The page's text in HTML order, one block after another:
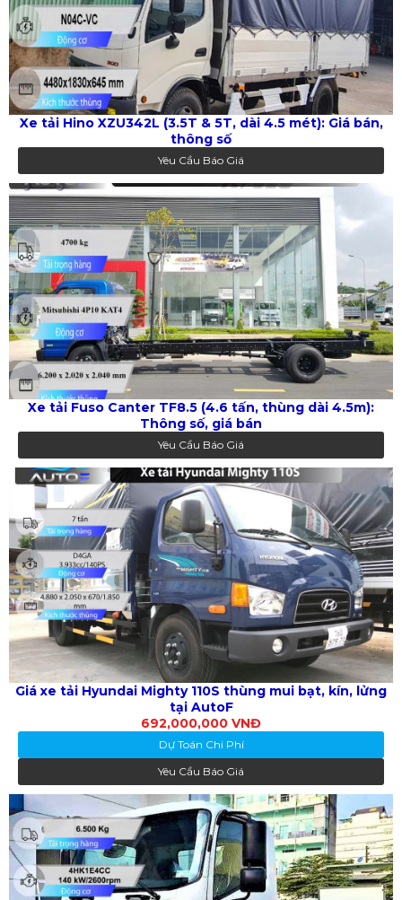
Xe tải Hino XZU342L (3.5T & 5T, dài 4.5 mét): Giá bán,
thông số
Yêu Cầu Báo Giá
Xe tải Fuso Canter TF8.5 (4.6 tấn, thùng dài 4.5m):
Thông số, giá bán
Yêu Cầu Báo Giá
Giá xe tải Hyundai Mighty 110S thùng mui bạt, kín, lửng
tại AutoF
692,000,000 VNĐ
Dự Toán Chi Phí
Yêu Cầu Báo Giá